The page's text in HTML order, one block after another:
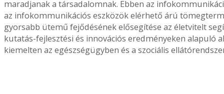
maradjanak a társadalomnak. Ebben az
az infokommunikációs eszközök elérhető árú
gyorsabb ütemű fejődésének elősegítése az életvitelt
kutatás-fejlesztési és innovációs eredményeken alapuló
kiemelten az egészségügyben és a szociális